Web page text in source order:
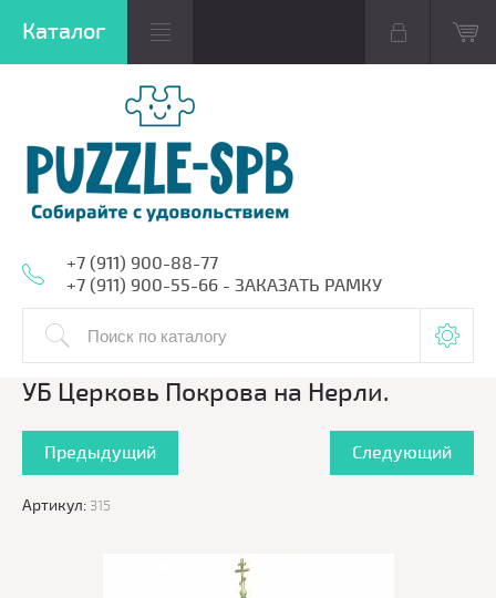
+7 (911) 900-88-77
+7 (911) 900-55-66 - ЗАКАЗАТЬ РАМКУ
УБ Церковь Покрова на Нерли.
Предыдущий Следующий
Артикул: 315